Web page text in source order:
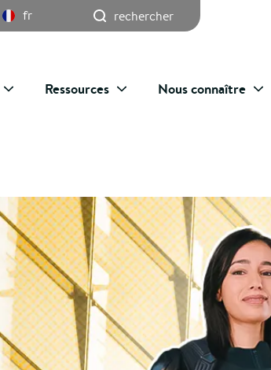
fr
Ressources Nous connaître